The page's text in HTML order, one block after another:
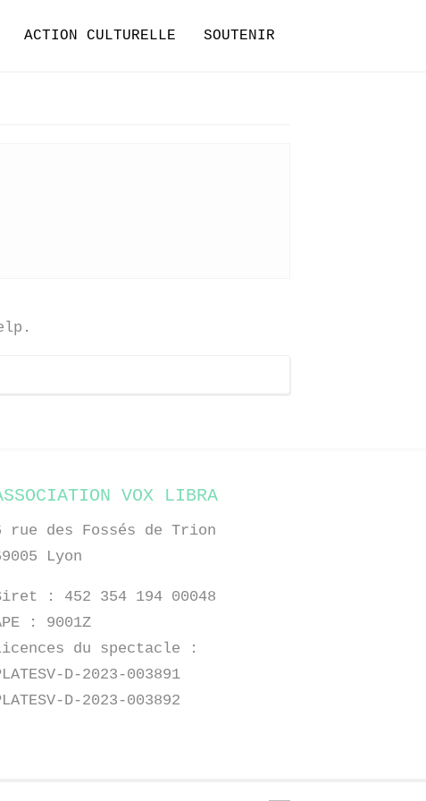
ACTION CULTURELLE SOUTENIR
VOX LIBRA
rue des Fossés de Trion
Lyon
: 452 354 194 00048
: 9001Z
du spectacle :
D-2023-003891
D-2023-003892